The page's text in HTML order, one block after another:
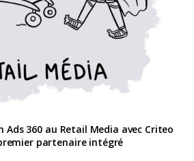
Ads 360 au Retail Media avec Criteo
partenaire intégré